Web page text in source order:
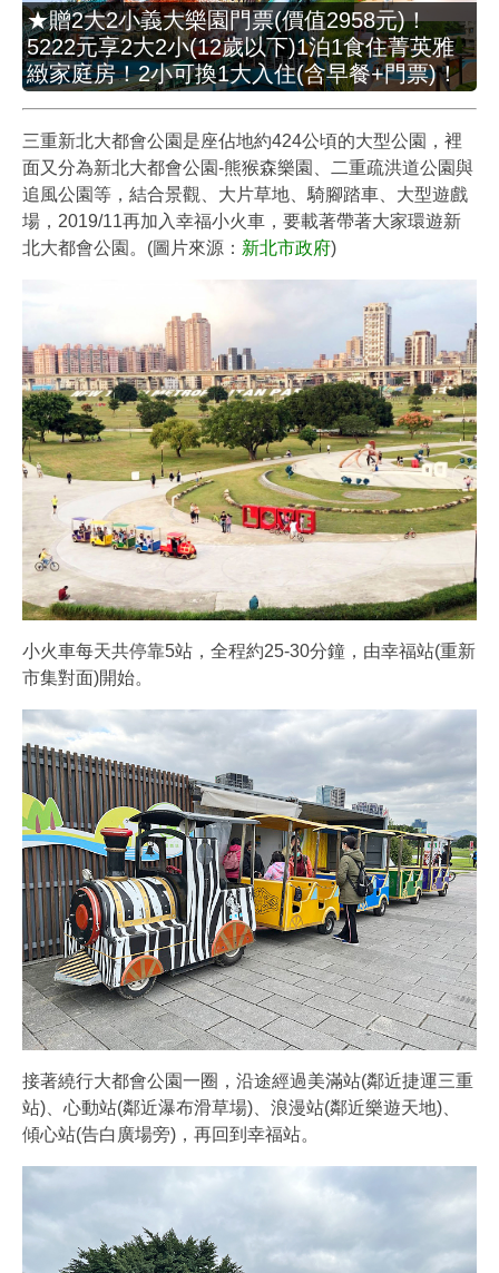
★贈2大2小義大樂園門票(價值2958元)！
5222元享2大2小(12歲以下)1泊1食住菁英雅
緻家庭房！2小可換1大入住(含早餐+門票)！
三重新北大都會公園是座佔地約424公頃的大型公園，裡
面又分為新北大都會公園-熊猴森樂園、二重疏洪道公園與
追風公園等，結合景觀、大片草地、騎腳踏車、大型遊戲
場，2019/11再加入幸福小火車，要載著帶著大家環遊新
北大都會公園。(圖片來源： 新北市政府)
小火車每天共停靠5站，全程約25-30分鐘，由幸福站(重新
市集對面)開始。
接著繞行大都會公園一圈，沿途經過美滿站(鄰近捷運三重
站)​、心動站(鄰近瀑布滑草場)​、浪漫站(鄰近樂遊天地)​、
傾心站(告白廣場旁)​，再回到幸福站。